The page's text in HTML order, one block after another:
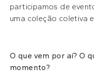
participamos de
uma coleção coletiva
O que vem por aí? O
momento?